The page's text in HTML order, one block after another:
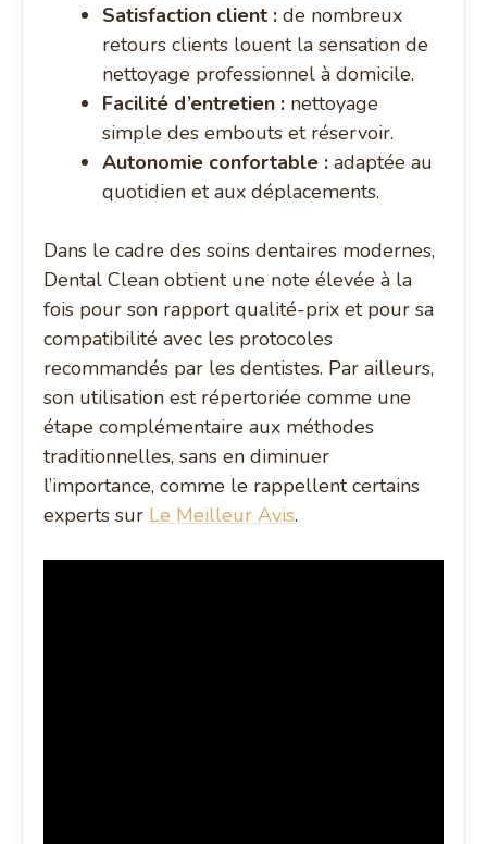
Satisfaction client : de nombreux
retours clients louent la sensation de
nettoyage professionnel à domicile.
Facilité d’entretien : nettoyage
simple des embouts et réservoir.
Autonomie confortable : adaptée au
quotidien et aux déplacements.
Dans le cadre des soins dentaires modernes,
Dental Clean obtient une note élevée à la
fois pour son rapport qualité-prix et pour sa
compatibilité avec les protocoles
recommandés par les dentistes. Par ailleurs,
son utilisation est répertoriée comme une
étape complémentaire aux méthodes
traditionnelles, sans en diminuer
l’importance, comme le rappellent certains
experts sur Le Meilleur Avis.